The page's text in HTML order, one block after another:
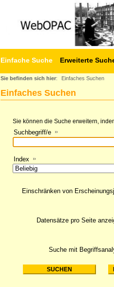
Einfache Suche Erweiterte
Sie befinden sich hier: Einfaches Suchen
Einfaches Suchen
Sie können die Suche erweitern,
Suchbegriff/e
Index
Suche mit
Einschränken von
Datensätze pro Seite